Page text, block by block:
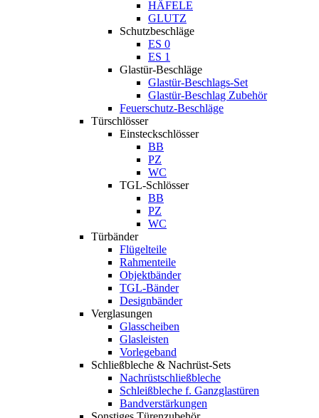
HÄFELE
GLUTZ
Schutzbeschläge
ES 0
ES 1
Glastür-Beschläge
Glastür-Beschlags-Set
Glastür-Beschlag Zubehör
Feuerschutz-Beschläge
Türschlösser
Einsteckschlösser
BB
PZ
WC
TGL-Schlösser
BB
PZ
WC
Türbänder
Flügelteile
Rahmenteile
Objektbänder
TGL-Bänder
Designbänder
Verglasungen
Glasscheiben
Glasleisten
Vorlegeband
Schließbleche & Nachrüst-Sets
Nachrüstschließbleche
Schleißbleche f. Ganzglastüren
Bandverstärkungen